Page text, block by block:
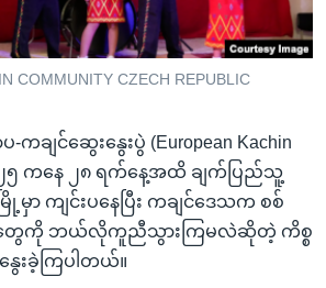
း
CZECH REPUBLIC
-ကချင်ဆွေးနွေးပွဲ (European Kachin
၂၅ ကနေ ၂၈ ရက်နေ့အထိ ချက်ပြည်သူ့
ြို့မှာ ကျင်းပနေပြီး ကချင်ဒေသက စစ်
တွေကို ဘယ်လိုကူညီသွားကြမလဲဆိုတဲ့ ကိစ္စ
းခဲ့ကြပါတယ်။